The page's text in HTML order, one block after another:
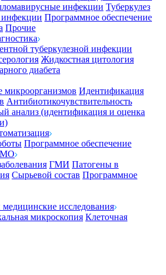
инфекции Туберкулез
инфекции Программное обеспечение
Прочие
туберкулезной инфекции
Жидкостная цитология
диабета
микроорганизмов Идентификация
Антибиотикочувствительность
анализ (идентификация и оценка
Программное обеспечение
ГМИ Патогены в
Сырьевой состав Программное
исследования
микроскопия Клеточная